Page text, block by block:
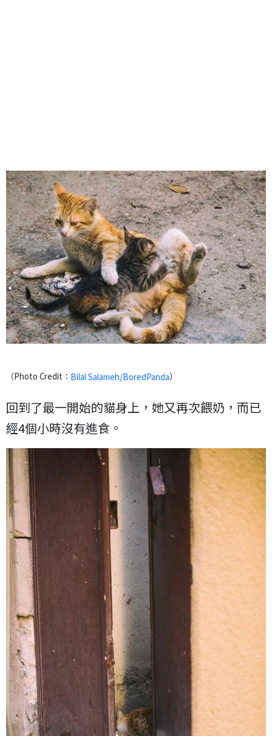
（Photo Credit： Bilal Salameh/BoredPanda）
回到了最一開始的貓身上，她又再次餵奶，而已
經4個小時沒有進食。